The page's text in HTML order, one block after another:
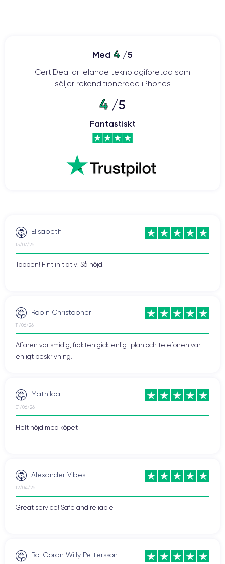
Med 4 /5
CertiDeal är lelande teknologiföretad som
säljer rekonditionerade iPhones
4 /5
Fantastiskt
Elisabeth
13/07/26
Toppen! Fint initiativ! Så nöjd!
Robin Christopher
11/06/26
Affären var smidig, frakten gick enligt plan och telefonen var
enligt beskrivning.
Mathilda
01/06/26
Helt nöjd med köpet
Alexander Vibes
12/04/26
Great service! Safe and reliable
Bo-Göran Willy Pettersson